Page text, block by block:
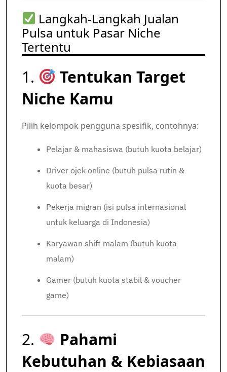
Langkah-Langkah Jualan
Pulsa untuk Pasar Niche
Tertentu
1.
Tentukan Target
Niche Kamu
Pilih kelompok pengguna spesifik, contohnya:
Pelajar & mahasiswa (butuh kuota belajar)
Driver ojek online (butuh pulsa rutin &
kuota besar)
Pekerja migran (isi pulsa internasional
untuk keluarga di Indonesia)
Karyawan shift malam (butuh kuota
malam)
Gamer (butuh kuota stabil & voucher
game)
2.
Pahami
Kebutuhan & Kebiasaan